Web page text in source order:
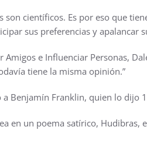
son científicos. Es por eso que
sus preferencias y apalancar
Amigos e Influenciar Personas,
tiene la misma opinión.”
a Benjamín Franklin, quien lo dijo
en un poema satírico, Hudibras,